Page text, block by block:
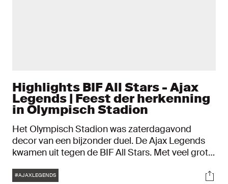
Highlights BIF All Stars - Ajax
Legends | Feest der herkenning
in Olympisch Stadion
Het Olympisch Stadion was zaterdagavond
decor van een bijzonder duel. De Ajax Legends
kwamen uit tegen de BIF All Stars. Met veel grote
Tags
#AJAXLEGENDS